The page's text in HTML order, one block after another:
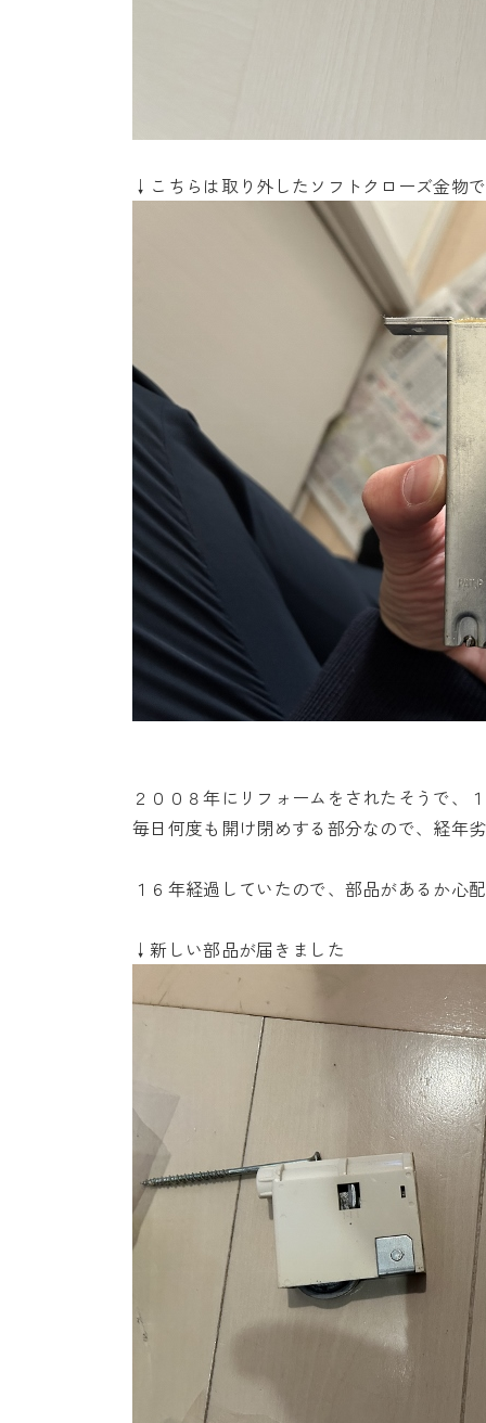
↓こちらは取り外したソフトクローズ金物
２００８年にリフォームをされたそうで、
毎日何度も開け閉めする部分なので、経年
１６年経過していたので、部品があるか心
↓新しい部品が届きました